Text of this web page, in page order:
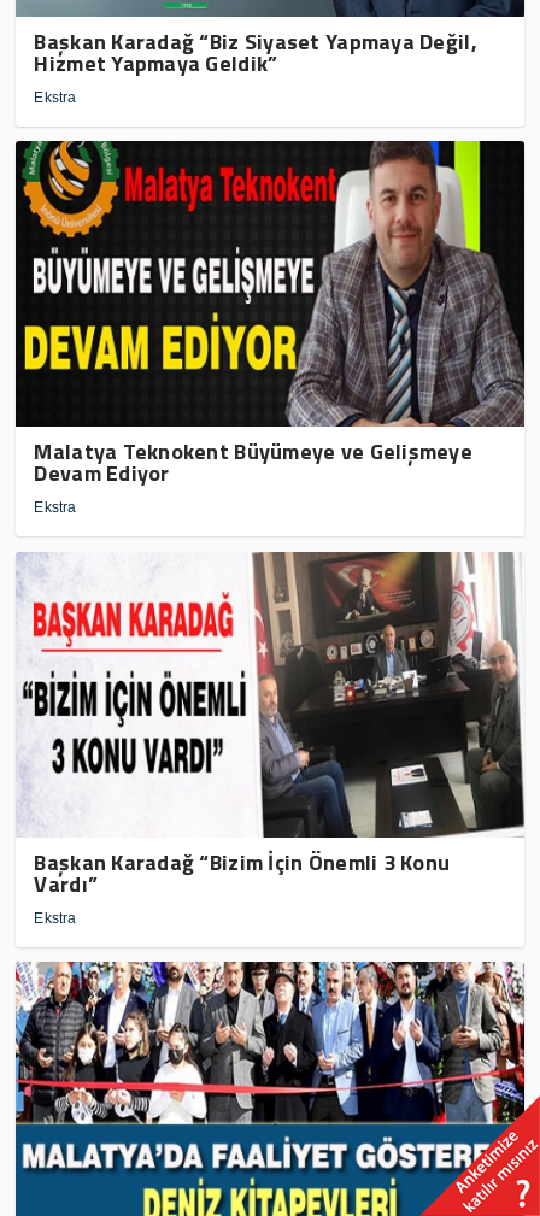
Başkan Karadağ “Biz Siyaset Yapmaya Değil,
Hizmet Yapmaya Geldik”
Ekstra
Malatya Teknokent Büyümeye ve Gelişmeye
Devam Ediyor
Ekstra
Başkan Karadağ “Bizim İçin Önemli 3 Konu
Vardı”
Ekstra